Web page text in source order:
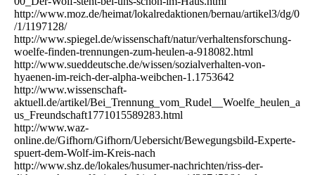
http://www.moz.de/heimat/lokalredaktionen/bernau/artikel3/dg/0
/1/1197128/
http://www.spiegel.de/wissenschaft/natur/verhaltensforschung-
woelfe-finden-trennungen-zum-heulen-a-918082.html
http://www.sueddeutsche.de/wissen/sozialverhalten-von-
hyaenen-im-reich-der-alpha-weibchen-1.1753642
http://www.wissenschaft-
aktuell.de/artikel/Bei_Trennung_vom_Rudel__Woelfe_heulen_a
us_Freundschaft1771015589283.html
http://www.waz-
online.de/Gifhorn/Gifhorn/Uebersicht/Bewegungsbild-Experte-
spuert-dem-Wolf-im-Kreis-nach
http://www.shz.de/lokales/husumer-nachrichten/riss-der-